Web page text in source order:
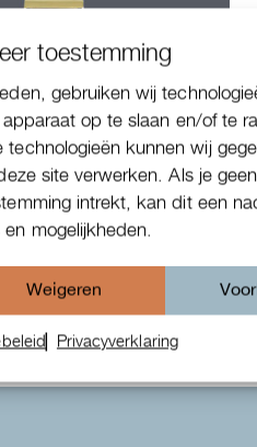
toestemming
gebruiken wij
op te slaan en/of te
kunnen wij
site verwerken. Als je geen
intrekt, kan dit een
mogelijkheden.
Weigeren
Privacyverklaring
Da Vinci